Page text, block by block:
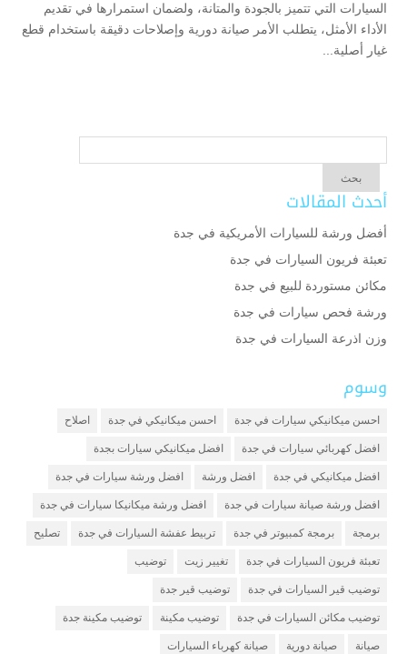
السيارات التي تتميز بالجودة والمتانة، ولضمان استمرارها في تقديم
الأداء الأمثل، يتطلب الأمر صيانة دورية وإصلاحات دقيقة باستخدام قطع
غيار أصلية...
أحدث المقالات
أفضل ورشة للسيارات الأمريكية في جدة
تعبئة فريون السيارات في جدة
مكائن مستوردة للبيع في جدة
ورشة فحص سيارات في جدة
وزن اذرعة السيارات في جدة
وسوم
احسن ميكانيكي سيارات في جدة احسن ميكانيكي في جدة اصلاح
افضل كهربائي سيارات في جدة افضل ميكانيكي سيارات بجدة
افضل ميكانيكي في جدة افضل ورشة افضل ورشة سيارات في جدة
افضل ورشة صيانة سيارات في جدة افضل ورشة ميكانيكا سيارات في جدة
برمجة برمجة كمبيوتر في جدة تربيط عفشة السيارات في جدة تصليح
تعبئة فريون السيارات في جدة تغيير زيت توضيب
توضيب قير السيارات في جدة توضيب قير جدة
توضيب مكائن السيارات في جدة توضيب مكينة توضيب مكينة جدة
صيانة صيانة دورية صيانة كهرباء السيارات